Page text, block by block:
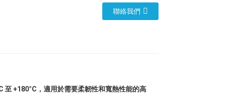
聯絡我們
至 +180°C，適用於需要柔韌性和寬熱性能的高